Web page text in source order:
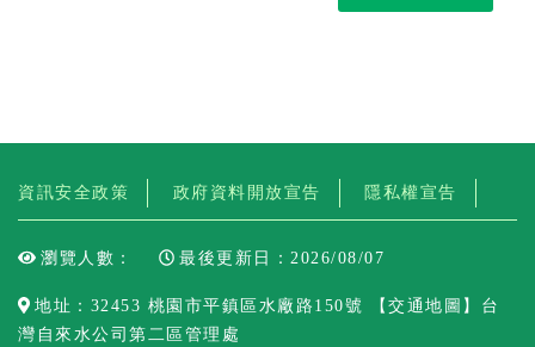
資訊安全政策 政府資料開放宣告 隱私權宣告
瀏覽人數： 最後更新日：2026/08/07
地址：32453 桃園市平鎮區水廠路150號 【交通地圖 】台
灣自來水公司第二區管理處